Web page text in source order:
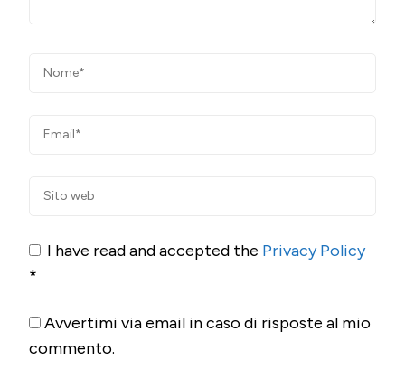
I have read and accepted the Privacy Policy
*
Avvertimi via email in caso di risposte al mio
commento.